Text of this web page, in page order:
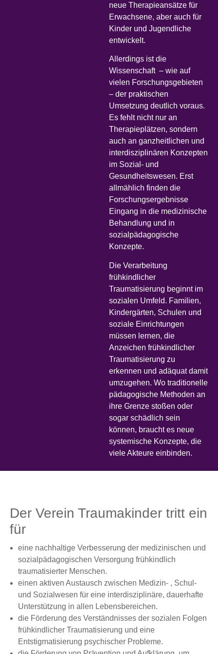
neue Therapieansätze für
Erwachsene, aber auch für
Kinder und Jugendliche
entwickelt.
Allerdings ist die
Wissenschaft – wie auf
vielen Forschungsgebieten
– der praktischen
Umsetzung deutlich voraus.
Es fehlt nicht nur an
Therapieplätzen, sondern
auch an ganzheitlichen und
interdisziplinären Konzepten
im Sozial- und
Gesundheitswesen. Erst
allmählich finden die
Forschungsergebnisse
Eingang in die medizinische
Behandlung und in
sozialpädagogische
Konzepte.
Die Verarbeitung
frühkindlicher
Traumatisierung beginnt im
sozialen Umfeld. Familien,
Kindergärten, Schulen und
soziale Einrichtungen
müssen lernen, die
Anzeichen frühkindlicher
Traumatisierung zu
erkennen und adäquat damit
umzugehen. Wo traditionelle
pädagogische Methoden an
ihre Grenze stoßen oder
sogar schädlich sein
können, braucht es neue
systemische Konzepte, die
viele Akteure einbinden.
Der Verein Traumakinder tritt ein
für
eine nachhaltige Verbesserung der medizinischen und
sozialpädagogischen Versorgung frühkindlich
traumatisierter Menschen.
einen aktiven Austausch zwischen Medizin- , Schul-
und Sozialwesen für eine interdisziplinäre, dauerhafte
Unterstützung in allen Lebensbereichen.
die Förderung des Verständnisses der sozialen Folgen
frühkindlicher Traumatisierung und eine
Entstigmatisierung psychischer Probleme.